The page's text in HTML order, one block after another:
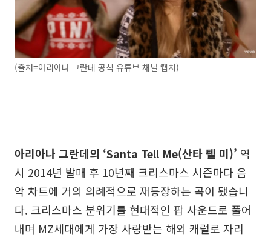
(출처=아리아나 그란데 공식 유튜브 채널 캡처)
아리아나 그란데의 ‘Santa Tell Me(산타 텔 미)’ 역
시 2014년 발매 후 10년째 크리스마스 시즌마다 음
악 차트에 거의 의례적으로 재등장하는 곡이 됐습니
다. 크리스마스 분위기를 현대적인 팝 사운드로 풀어
내며 MZ세대에게 가장 사랑받는 해외 캐럴로 자리